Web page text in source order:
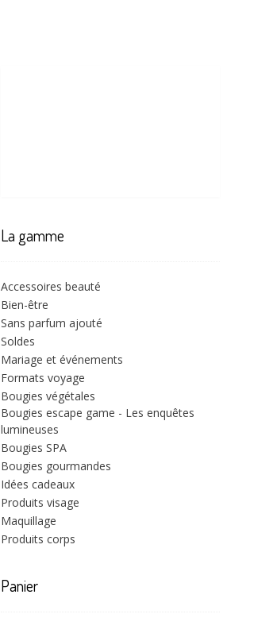
La gamme
Accessoires beauté
Bien-être
Sans parfum ajouté
Soldes
Mariage et événements
Formats voyage
Bougies végétales
Bougies escape game - Les enquêtes
lumineuses
Bougies SPA
Bougies gourmandes
Idées cadeaux
Produits visage
Maquillage
Produits corps
Panier